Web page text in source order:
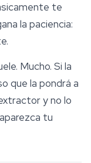
te
la paciencia:
Mucho. Si la
que la pondrá a
y no lo
tu